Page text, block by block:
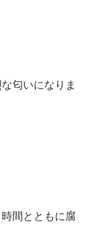
匂いになりま
間とともに腐